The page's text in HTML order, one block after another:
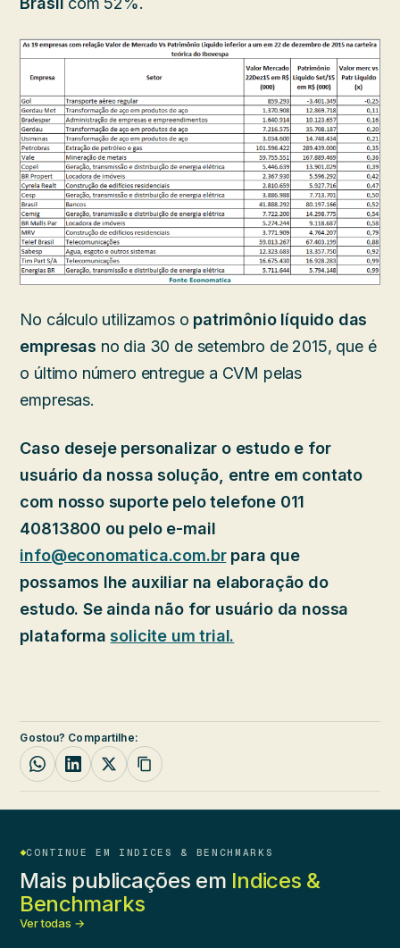
No cálculo utilizamos o patrimônio líquido das
empresas no dia 30 de setembro de 2015, que é
o último número entregue a CVM pelas
empresas.
Caso deseje personalizar o estudo e for
usuário da nossa solução, entre em contato
com nosso suporte pelo telefone 011
40813800 ou pelo e-mail
info@economatica.com.brpara que
possamos lhe auxiliar na elaboração do
estudo. Se ainda não for usuário da nossa
plataformasolicite um trial.
Gostou? Compartilhe:
CONTINUE EM INDICES & BENCHMARKS
Mais publicações em Indices &
Benchmarks
Ver todas →